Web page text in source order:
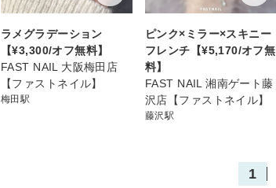
ラメグラデーション
【¥3,300/オフ無料】
FAST NAIL 大阪梅田店
【ファストネイル】
梅田駅
ピンク×ミラー×スキニー
フレンチ【¥5,170/オフ無
料】
FAST NAIL 湘南ゲート藤
沢店【ファストネイル】
藤沢駅
1